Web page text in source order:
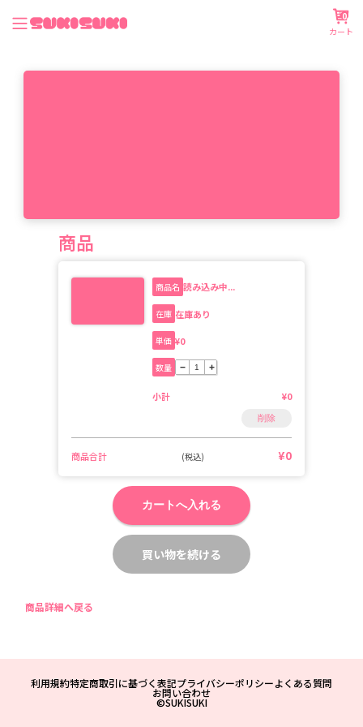
カート
0
商品
商品名 読み込み中...
在庫 在庫あり
単価 ¥0
数量 − +
小計 ¥0
削除
商品合計 (税込) ¥0
カートへ入れる
買い物を続ける
商品詳細へ戻る
利用規約特定商取引に基づく表記プライバシーポリシーよくある質問
お問い合わせ
©SUKISUKI